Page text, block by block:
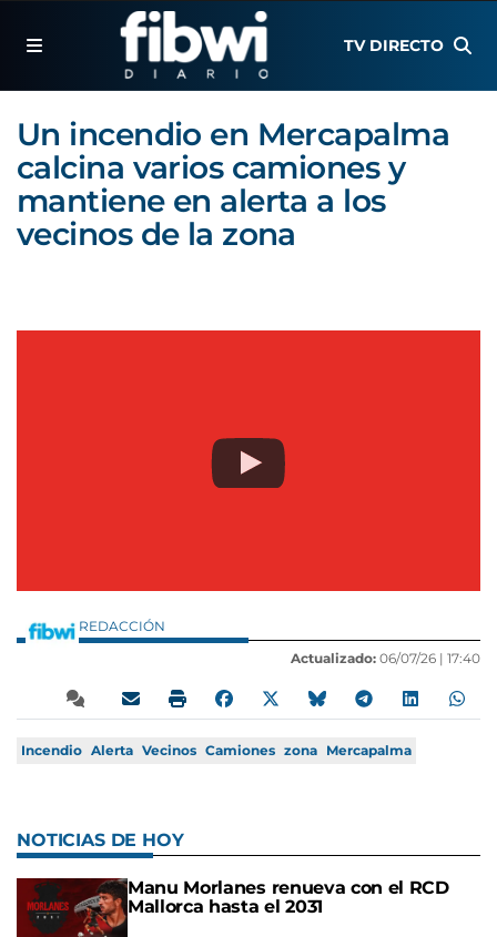
TV DIRECTO
Un incendio en Mercapalma
calcina varios camiones y
mantiene en alerta a los
vecinos de la zona
REDACCIÓN
Actualizado: 06/07/26 | 17:40
Incendio Alerta Vecinos Camiones zona Mercapalma
NOTICIAS DE HOY
Manu Morlanes renueva con el RCD
Mallorca hasta el 2031